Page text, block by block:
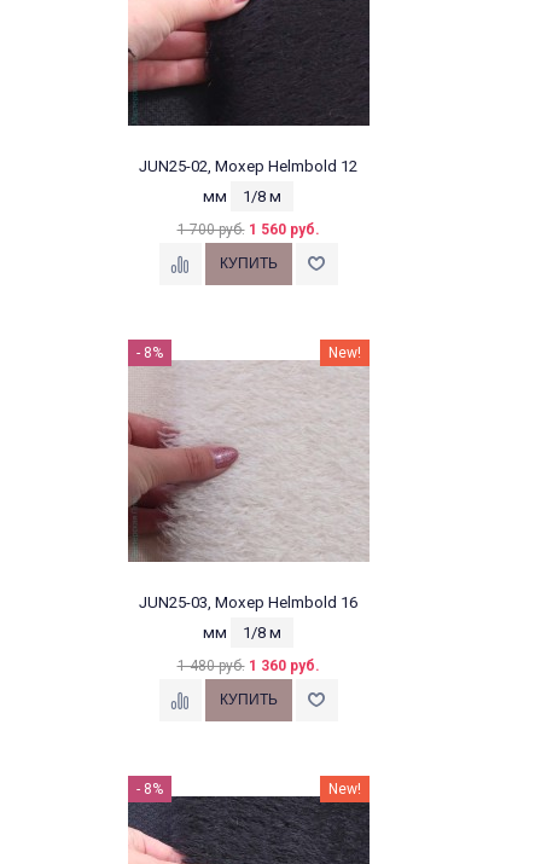
JUN25-02, Мохер Helmbold 12
мм
1/8 м
1 700 руб. 1 560 руб.
- 8% New!
JUN25-03, Мохер Helmbold 16
мм
1/8 м
1 480 руб. 1 360 руб.
- 8% New!